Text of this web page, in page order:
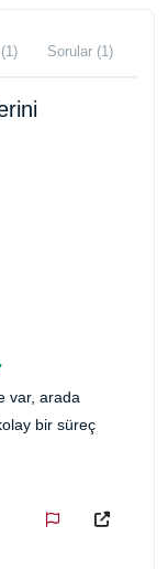
Sorular (1)
var, arada
bir süreç